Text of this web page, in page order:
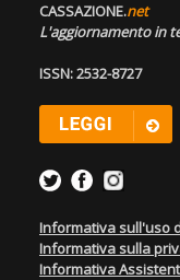
CASSAZIONE.net
L'aggiornamento in
ISSN: 2532-8727
Informativa sull'uso
Informativa sulla
Informativa